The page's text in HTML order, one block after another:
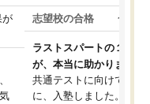
が
志望校の合格 合格
ラストスパートの１か月
が、本当に助かりました
共通テストに向けての追
に、入塾しました。田舎